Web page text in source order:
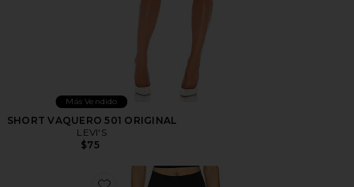
Más Vendido
SHORT VAQUERO 501 ORIGINAL
LEVI'S
$75